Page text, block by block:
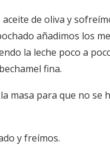
de oliva y
añadimos los
la leche poco a
fina.
masa para que no se
y freímos.